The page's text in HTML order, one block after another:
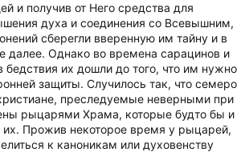
и получив от Него средства для
духа и соединения со Всевышним,
сберегли вверенную им тайну и в
далее. Однако во времена сарацинов и
бедствия их дошли до того, что им нужно
защиты. Случилось так, что семеро
преследуемые неверными при
рыцарями Храма, которые будто бы и
Прожив некоторое время у рыцарей,
к каноникам или духовенству